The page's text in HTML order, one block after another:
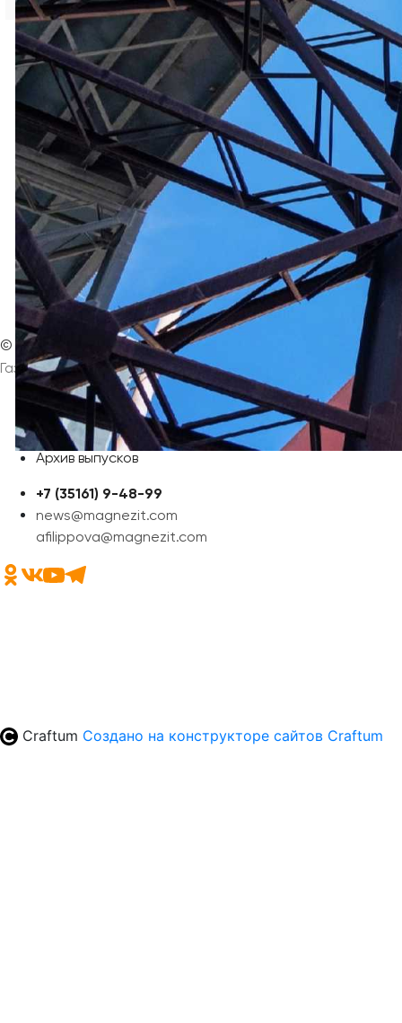
< Вернуться на главную страницу
© Интернет-издание Магнезитовец
Газета основана 16 марта 1930 года
Главная
Контакты
Афиша
Архив выпусков
+7 (35161) 9-48-99
news@magnezit.com
afilippova@magnezit.com
Craftum Создано на конструкторе сайтов Craftum